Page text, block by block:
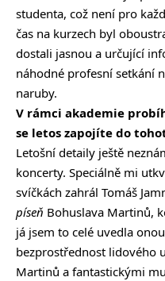
studenta, což není pro
čas na kurzech byl
dostali jasnou a určující
náhodné profesní setkání
naruby.
V rámci akademie
se letos zapojíte do
Letošní detaily ještě
koncerty. Speciálně mi
svíčkách zahrál Tomáš
píseň Bohuslava Martinů,
já jsem to celé uvedla
bezprostřednost lidového
Martinů a fantastickými